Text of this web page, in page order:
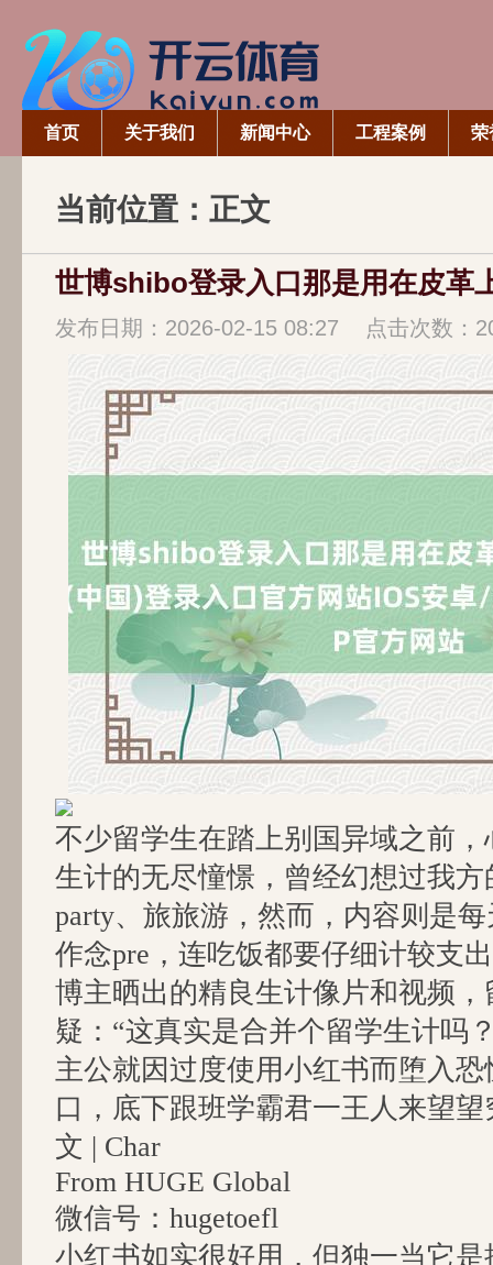
首页 关于我们 新闻中心 工程案例 荣
当前位置：正文
发布日期：2026-02-15 08:27 点击次数：
不少留学生在踏上别国异域之前
生计的无尽憧憬，曾经幻想过我
party、旅旅游，然而，内容则是
作念pre，连吃饭都要仔细计较支
博主晒出的精良生计像片和视频
疑：“这真实是合并个留学生计吗
主公就因过度使用小红书而堕入恐
口，底下跟班学霸君一王人来望
文 | Char
From HUGE Global
微信号：hugetoefl
小红书如实很好用，但独一当它